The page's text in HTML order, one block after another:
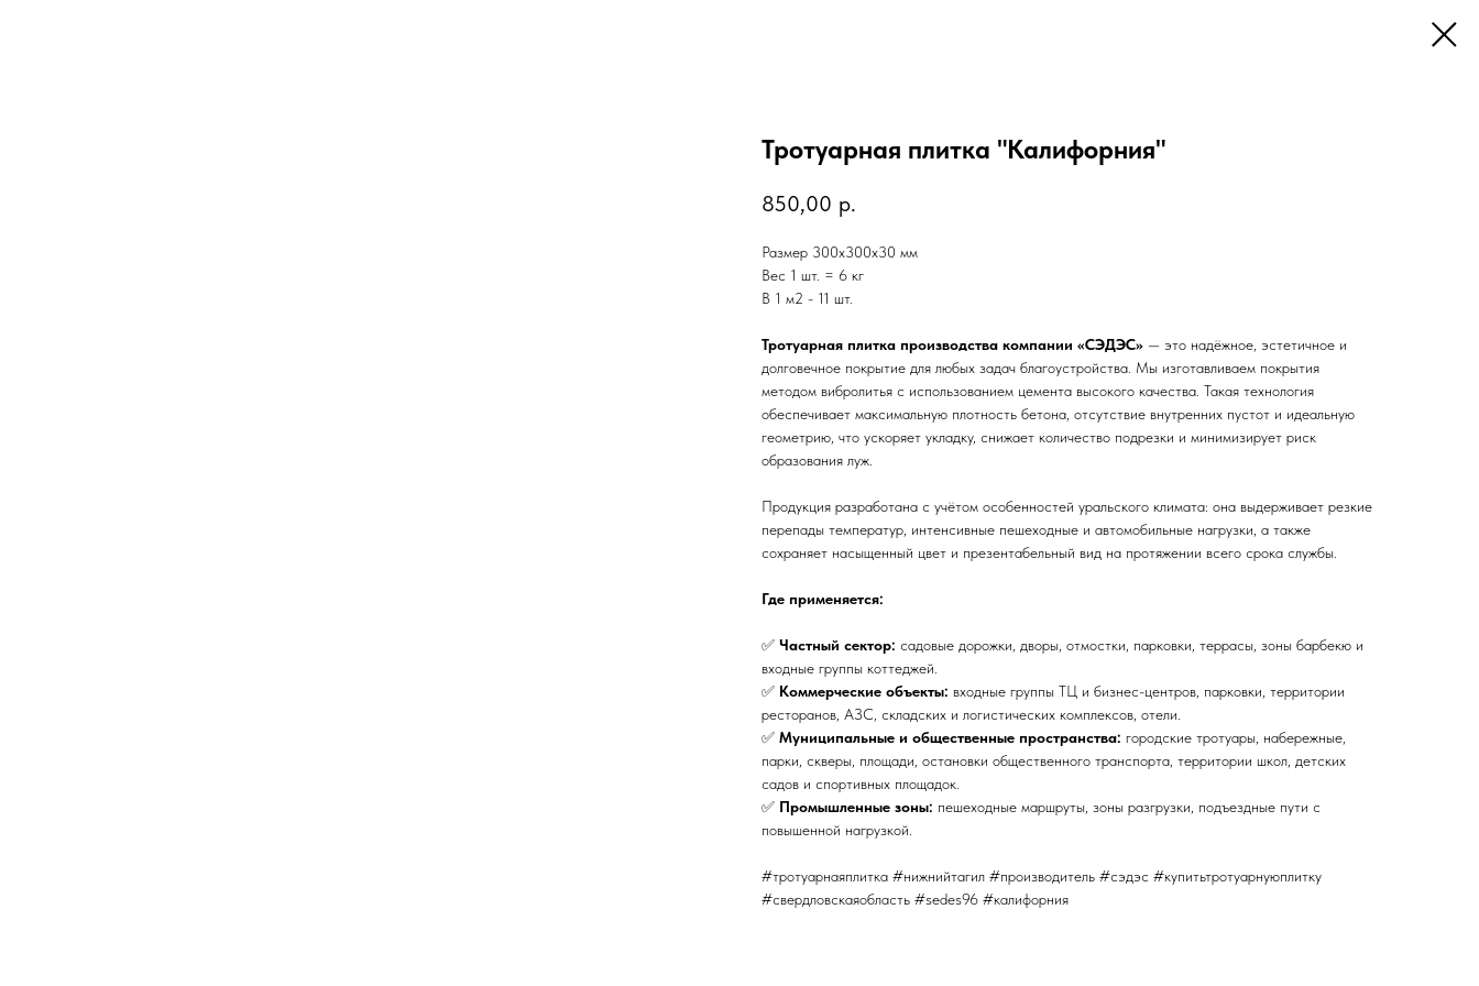
Тротуарная плитка "Калифорния"
850,00 р.
Размер 300х300х30 мм
Вес 1 шт. = 6 кг
В 1 м2 - 11 шт.
Тротуарная плитка производства компании «СЭДЭС» — это надёжное, эстетичное и
долговечное покрытие для любых задач благоустройства. Мы изготавливаем покрытия
методом вибролитья с использованием цемента высокого качества. Такая технология
обеспечивает максимальную плотность бетона, отсутствие внутренних пустот и идеальную
геометрию, что ускоряет укладку, снижает количество подрезки и минимизирует риск
образования луж.
Продукция разработана с учётом особенностей уральского климата: она выдерживает резкие
перепады температур, интенсивные пешеходные и автомобильные нагрузки, а также
сохраняет насыщенный цвет и презентабельный вид на протяжении всего срока службы.
Где применяется:
✅ Частный сектор: садовые дорожки, дворы, отмостки, парковки, террасы, зоны барбекю и
входные группы коттеджей.
✅ Коммерческие объекты: входные группы ТЦ и бизнес-центров, парковки, территории
ресторанов, АЗС, складских и логистических комплексов, отели.
✅ Муниципальные и общественные пространства: городские тротуары, набережные,
парки, скверы, площади, остановки общественного транспорта, территории школ, детских
садов и спортивных площадок.
✅ Промышленные зоны: пешеходные маршруты, зоны разгрузки, подъездные пути с
повышенной нагрузкой.
#тротуарнаяплитка #нижнийтагил #производитель #сэдэс #купитьтротуарнуюплитку
#свердловскаяобласть #sedes96 #калифорния